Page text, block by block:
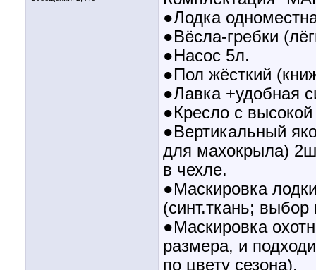
●Лодка
●Вёсла-гребки
●Насос 5л.
●Пол жёсткий
●Лавка +удобная
●Кресло с высокой
●Вертикальный
для махокрыла)
в чехле.
●Маскировка
(синт.ткань; выбор
●Маскировка
размера, и
по цвету сезона).